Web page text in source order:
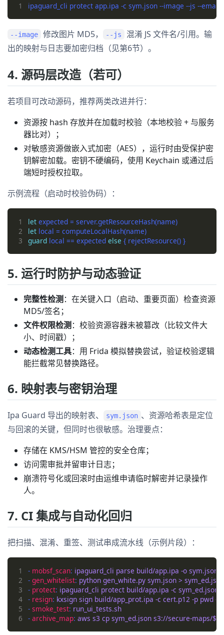
1
--image 修改图片 MD5， --js
混淆 JS 文件名/引用。输
出的映射与日志要加密归档（见第6节）。
4. 源码层改造（若可）
若项目可改动源码，推荐两类改进并行：
资源按 hash 存放并在加载时校验（本地校验 + 与服务
器比对）；
对敏感资源做嵌入式加密（AES），运行时由受保护密
钥解密加载。密钥不硬编码，使用 Keychain 或通过后
端短时授权拉取。
示例流程（启动时校验伪码）：
1 let
2
let
3
guard local == expected else
5. 运行时防护与动态验证
完整性检测 ：在关键入口（启动、重要页面）检查资源
MD5/签名；
文件权限检测 ：校验资源容器未被篡改（比较文件大
小、时间戳）；
动态检测工具：用 Frida 模拟替换尝试，验证校验逻辑
能拦截常见替换路径。
6. 映射表与密钥治理
Ipa Guard 导出的映射表、 sym.json 、资源哈希表是定位
与回滚的关键，但同时也很敏感。治理要点：
存储在 KMS/HSM 管控的安全仓库；
访问需审批并留审计日志；
崩溃符号化或回滚时由运维申请临时解密并记录操作
人。
7. CI 集成与自动化回归
把扫描、混淆、重签、测试串成流水线（示例片段）：
1 - mobsf_scan: ipaguard_cli parse build/app.ipa -o sym.json
2
- gen_whitelist: python gen_white.py sym.json >
3
- protect: ipaguard_cli protect build/app.ipa -c sym_ed.json
4 - resign: kxsign sign build/app_prot.ipa -c cert.p12 -p pwd -
5
- smoke_test: run_ui_tests.sh
6
- archive_map: aws s3 cp sym_ed.json s3://secure-maps/